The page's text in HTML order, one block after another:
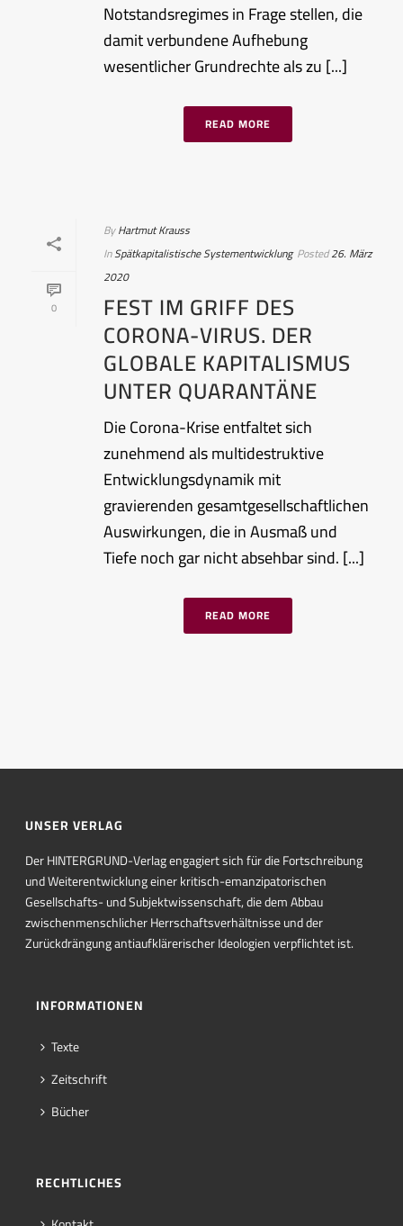
Notstandsregimes in Frage stellen, die
damit verbundene Aufhebung
wesentlicher Grundrechte als zu [...]
READ MORE
0
ByHartmut Krauss
InSpätkapitalistische Systementwicklung Posted26. März
2020
FEST IM GRIFF DES
CORONA-VIRUS. DER
GLOBALE KAPITALISMUS
UNTER QUARANTÄNE
Die Corona-Krise entfaltet sich
zunehmend als multidestruktive
Entwicklungsdynamik mit
gravierenden gesamtgesellschaftlichen
Auswirkungen, die in Ausmaß und
Tiefe noch gar nicht absehbar sind. [...]
READ MORE
UNSER VERLAG
Der HINTERGRUND-Verlag engagiert sich für die Fortschreibung
und Weiterentwicklung einer kritisch-emanzipatorischen
Gesellschafts- und Subjektwissenschaft, die dem Abbau
zwischenmenschlicher Herrschaftsverhältnisse und der
Zurückdrängung antiaufklärerischer Ideologien verpflichtet ist.
INFORMATIONEN
Texte
Zeitschrift
Bücher
RECHTLICHES